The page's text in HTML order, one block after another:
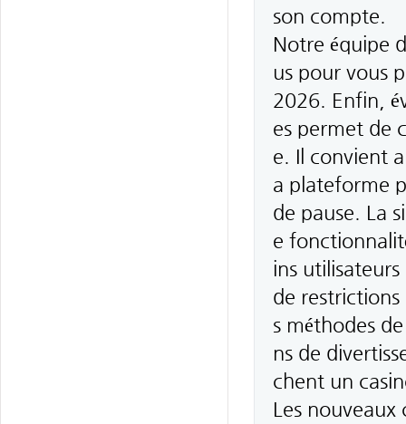
son compte.
Notre équipe
us pour vous
2026. Enfin,
es permet de
e. Il convient
a plateforme
de pause. La
e
ins
de
s méthodes
ns de
chent un
Les nouveaux